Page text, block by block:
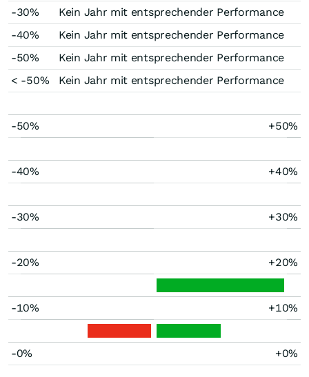
-30%
Kein Jahr mit entsprechender Performance
-40%
Kein Jahr mit entsprechender Performance
-50%
Kein Jahr mit entsprechender Performance
< -50%
Kein Jahr mit entsprechender Performance
-50% +50%
-40% +40%
-30% +30%
-20% +20%
-10% +10%
-0% +0%